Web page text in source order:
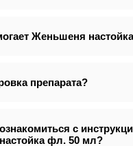
Женьшеня
препарата?
с
фл. 50 мл?